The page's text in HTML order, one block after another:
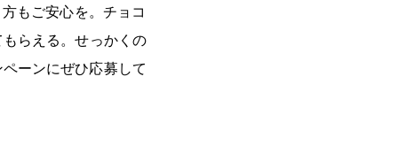
もご安心を。 チョコ
らえる。せっかくの
ーンにぜひ応募して